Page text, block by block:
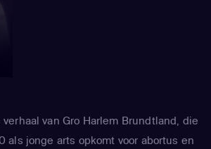
van Gro Harlem Brundtland, die
als jonge arts opkomt voor abortus en